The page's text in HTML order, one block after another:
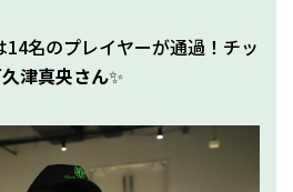
14名のプレイヤーが通過！チッ
津真央さん✨